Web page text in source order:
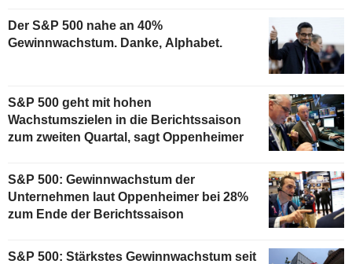
Der S&P 500 nahe an 40%
Gewinnwachstum. Danke, Alphabet.
S&P 500 geht mit hohen
Wachstumszielen in die Berichtssaison
zum zweiten Quartal, sagt Oppenheimer
S&P 500: Gewinnwachstum der
Unternehmen laut Oppenheimer bei 28%
zum Ende der Berichtssaison
S&P 500: Stärkstes Gewinnwachstum seit